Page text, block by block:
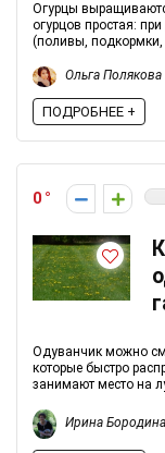
Огурцы
огурцов простая:
(поливы, подкормки,
Ольга Полякова
ПОДРОБНЕЕ +
0
Одуванчик можно
которые быстро
занимают место на
Ирина Бородина